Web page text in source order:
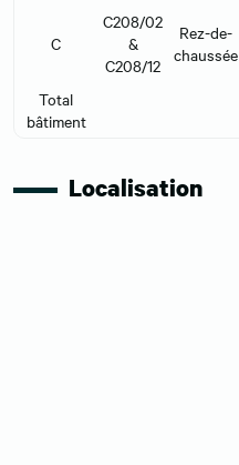
C
C208/02
&
C208/12
Rez-de-
chaussée
Total
bâtiment
Localisation